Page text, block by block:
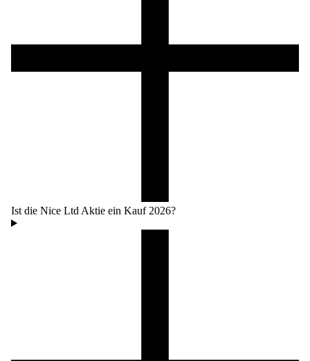
Ist die Nice Ltd Aktie ein Kauf 2026?